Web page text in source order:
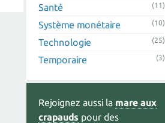
Santé (11)
Système monétaire (10)
Technologie (25)
Temporaire (3)
Rejoignez aussi la mare aux
crapauds pour des